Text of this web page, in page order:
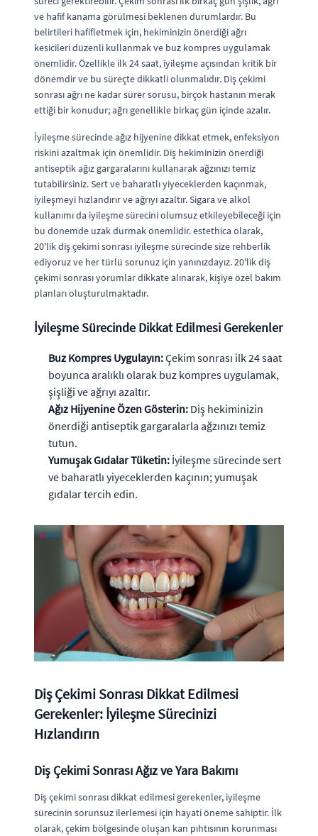
ve hafif kanama görülmesi beklenen durumlardır. Bu
belirtileri hafifletmek için, hekiminizin önerdiği ağrı
kesicileri düzenli kullanmak ve buz kompres uygulamak
önemlidir. Özellikle ilk 24 saat, iyileşme açısından kritik bir
dönemdir ve bu süreçte dikkatli olunmalıdır. Diş çekimi
sonrası ağrı ne kadar sürersorusu, birçok hastanın merak
ettiği bir konudur; ağrı genellikle birkaç gün içinde azalır.
İyileşme sürecinde ağız hijyenine dikkat etmek, enfeksiyon
riskini azaltmak için önemlidir. Diş hekiminizin önerdiği
antiseptik ağız gargaralarını kullanarak ağzınızı temiz
tutabilirsiniz. Sert ve baharatlı yiyeceklerden kaçınmak,
iyileşmeyi hızlandırır ve ağrıyı azaltır. Sigara ve alkol
kullanımı da iyileşme sürecini olumsuz etkileyebileceği için
bu dönemde uzak durmak önemlidir. estethica olarak,
20'lik diş çekimisonrası iyileşme sürecinde size rehberlik
ediyoruz ve her türlü sorunuz için yanınızdayız. 20'likdiş
çekimi sonrası yorumlardikkate alınarak, kişiye özel bakım
planları oluşturulmaktadır.
İyileşme Sürecinde Dikkat Edilmesi Gerekenler
Buz Kompres Uygulayın:Çekim sonrası ilk 24 saat
boyunca aralıklı olarak buz kompres uygulamak,
şişliği ve ağrıyı azaltır.
Ağız Hijyenine Özen Gösterin: Diş hekiminizin
önerdiği antiseptik gargaralarla ağzınızı temiz
tutun.
Yumuşak Gıdalar Tüketin: İyileşme sürecinde sert
ve baharatlı yiyeceklerden kaçının; yumuşak
gıdalar tercih edin.
Diş Çekimi Sonrası Dikkat Edilmesi
Gerekenler: İyileşme Sürecinizi
Hızlandırın
Diş Çekimi Sonrası Ağız ve Yara Bakımı
Diş çekimi sonrası dikkat edilmesi gerekenler, iyileşme
sürecinin sorunsuz ilerlemesi için hayati öneme sahiptir. İlk
olarak, çekim bölgesinde oluşan kan pıhtısının korunması